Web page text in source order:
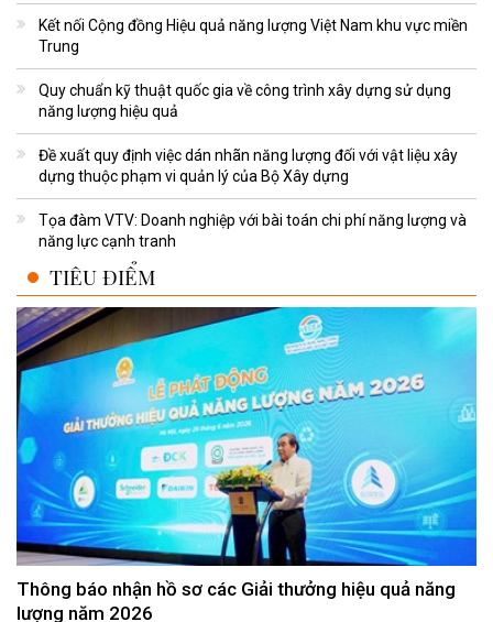
Kết nối Cộng đồng Hiệu quả năng lượng Việt Nam khu vực miền
Trung
Quy chuẩn kỹ thuật quốc gia về công trình xây dựng sử dụng
năng lượng hiệu quả
Đề xuất quy định việc dán nhãn năng lượng đối với vật liệu xây
dựng thuộc phạm vi quản lý của Bộ Xây dựng
Tọa đàm VTV: Doanh nghiệp với bài toán chi phí năng lượng và
năng lực cạnh tranh
TIÊU ĐIỂM
Thông báo nhận hồ sơ các Giải thưởng hiệu quả năng
lượng năm 2026